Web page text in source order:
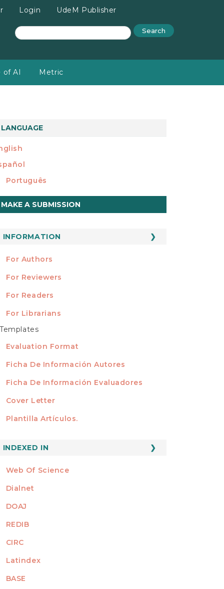
Login UdeM Publisher
of AI Metric
Search
LANGUAGE
Português
MAKE A SUBMISSION
INFORMATION
For Authors
For Reviewers
For Readers
For Librarians
TEMPLATES
Evaluation Format
Ficha De Información Autores
Ficha De Información Evaluadores
Cover Letter
Plantilla Artículos.
INDEXED IN
Web Of Science
Dialnet
DOAJ
REDIB
CIRC
Latindex
BASE